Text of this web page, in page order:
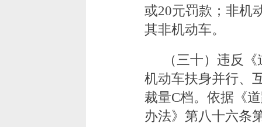
或20元罚款；非机
其非机动车。
（三十）违反
机动车扶身并行、
裁量C档。依据《
办法》第八十六条